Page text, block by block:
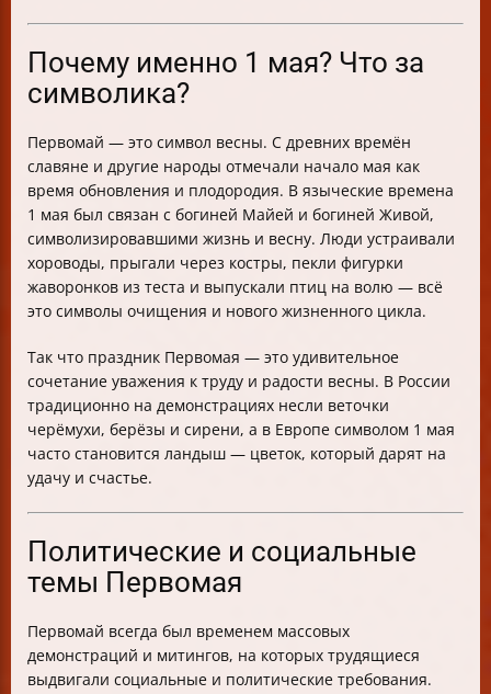
Почему именно 1 мая? Что за
символика?
Первомай — это символ весны. С древних времён
славяне и другие народы отмечали начало мая как
время обновления и плодородия. В языческие времена
1 мая был связан с богиней Майей и богиней Живой,
символизировавшими жизнь и весну. Люди устраивали
хороводы, прыгали через костры, пекли фигурки
жаворонков из теста и выпускали птиц на волю — всё
это символы очищения и нового жизненного цикла.
Так что праздник Первомая — это удивительное
сочетание уважения к труду и радости весны. В России
традиционно на демонстрациях несли веточки
черёмухи, берёзы и сирени, а в Европе символом 1 мая
часто становится ландыш — цветок, который дарят на
удачу и счастье.
Политические и социальные
темы Первомая
Первомай всегда был временем массовых
демонстраций и митингов, на которых трудящиеся
выдвигали социальные и политические требования.